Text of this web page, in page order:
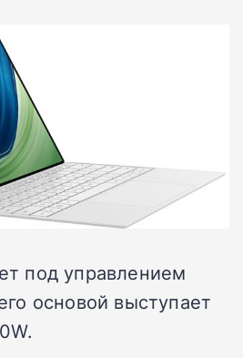
под управлением
основой выступает